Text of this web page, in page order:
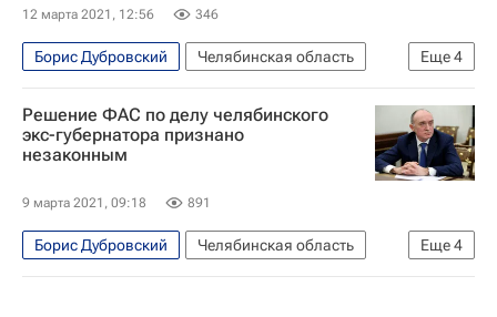
12 марта 2021, 12:56 346
Еще4
Борис Дубровский
Челябинская область
Федеральная налоговая служба (ФНС России)
Верховный суд РФ
Решение ФАС по делу челябинского
экс-губернатора признано
незаконным
9 марта 2021, 09:18 891
Еще4
Борис Дубровский
Челябинская область
ЖКХ